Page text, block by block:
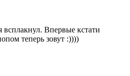
Впервые кстати
теперь зовут :))))